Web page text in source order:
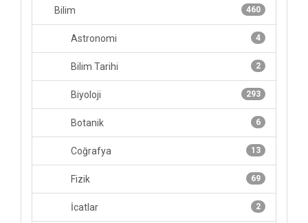
460
Bilim
4
Astronomi
2
Bilim Tarihi
293
Biyoloji
6
Botanik
13
Coğrafya
69
Fizik
2
İcatlar